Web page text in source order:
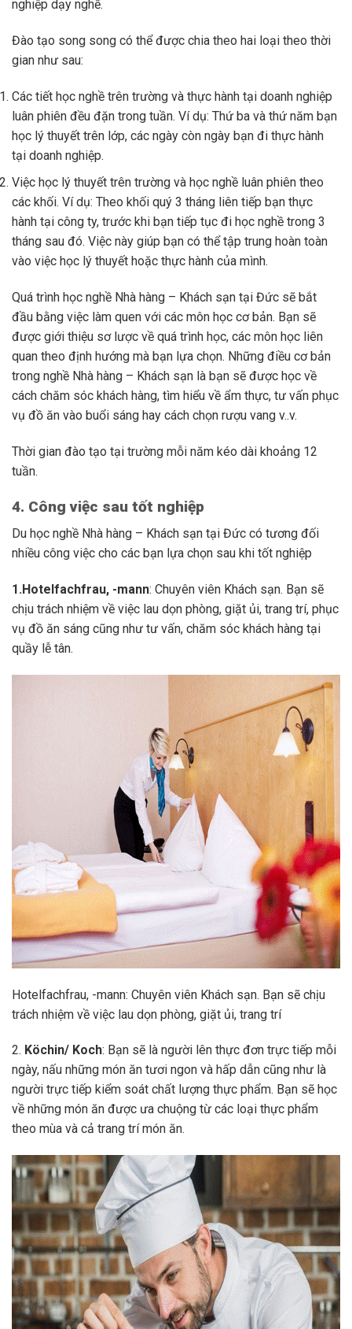
nghiệp dạy nghề.
Đào tạo song song có thể được chia theo hai loại theo thời
gian như sau:
Các tiết học nghề trên trường và thực hành tại doanh nghiệp
luân phiên đều đặn trong tuần. Ví dụ: Thứ ba và thứ năm bạn
học lý thuyết trên lớp, các ngày còn ngày bạn đi thực hành
tại doanh nghiệp.
Việc học lý thuyết trên trường và học nghề luân phiên theo
các khối. Ví dụ: Theo khối quý 3 tháng liên tiếp bạn thực
hành tại công ty, trước khi bạn tiếp tục đi học nghề trong 3
tháng sau đó. Việc này giúp bạn có thể tập trung hoàn toàn
vào việc học lý thuyết hoặc thực hành của mình.
Quá trình học nghề Nhà hàng – Khách sạn tại Đức sẽ bắt
đầu bằng việc làm quen với các môn học cơ bản. Bạn sẽ
được giới thiệu sơ lược về quá trình học, các môn học liên
quan theo định hướng mà bạn lựa chọn. Những điều cơ bản
trong nghề Nhà hàng – Khách sạn là bạn sẽ được học về
cách chăm sóc khách hàng, tìm hiểu về ẩm thực, tư vấn phục
vụ đồ ăn vào buổi sáng hay cách chọn rượu vang v..v.
Thời gian đào tạo tại trường mỗi năm kéo dài khoảng 12
tuần.
4. Công việc sau tốt nghiệp
Du học nghề Nhà hàng – Khách sạn tại Đức có tương đối
nhiều công việc cho các bạn lựa chọn sau khi tốt nghiệp
1.Hotelfachfrau, -mann: Chuyên viên Khách sạn. Bạn sẽ
chịu trách nhiệm về việc lau dọn phòng, giặt ủi, trang trí, phục
vụ đồ ăn sáng cũng như tư vấn, chăm sóc khách hàng tại
quầy lễ tân.
Hotelfachfrau, -mann: Chuyên viên Khách sạn. Bạn sẽ chịu
trách nhiệm về việc lau dọn phòng, giặt ủi, trang trí
2. Köchin/ Koch: Bạn sẽ là người lên thực đơn trực tiếp mỗi
ngày, nấu những món ăn tươi ngon và hấp dẫn cũng như là
người trực tiếp kiểm soát chất lượng thực phẩm. Bạn sẽ học
về những món ăn được ưa chuộng từ các loại thực phẩm
theo mùa và cả trang trí món ăn.